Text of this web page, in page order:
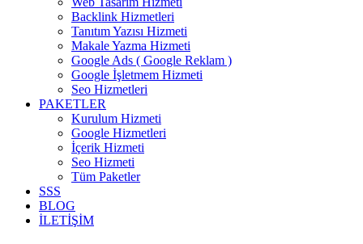
Backlink Hizmetleri
Tanıtım Yazısı Hizmeti
Makale Yazma Hizmeti
Google Ads ( Google Reklam )
Google İşletmem Hizmeti
Seo Hizmetleri
PAKETLER
Kurulum Hizmeti
Google Hizmetleri
İçerik Hizmeti
Seo Hizmeti
Tüm Paketler
SSS
BLOG
İLETİŞİM